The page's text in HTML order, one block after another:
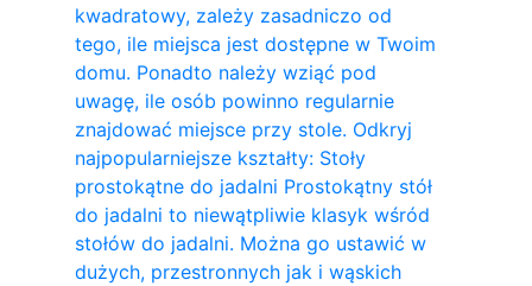
kwadratowy, zależy zasadniczo od
tego, ile miejsca jest dostępne w Twoim
domu. Ponadto należy wziąć pod
uwagę, ile osób powinno regularnie
znajdować miejsce przy stole. Odkryj
najpopularniejsze kształty: Stoły
prostokątne do jadalni Prostokątny stół
do jadalni to niewątpliwie klasyk wśród
stołów do jadalni. Można go ustawić w
dużych, przestronnych jak i wąskich